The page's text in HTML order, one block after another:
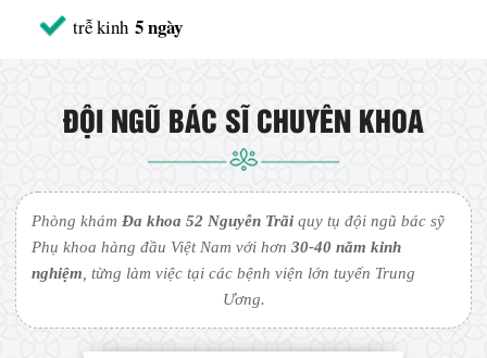
trễ kinh5 ngày
ĐỘI NGŨ BÁC SĨ CHUYÊN KHOA
Phòng khámĐa khoa 52 Nguyễn Trãi quy tụ đội ngũ bác sỹ
Phụ khoa hàng đầu Việt Nam với hơn30-40 năm kinh
nghiệm , từng làm việc tại các bệnh viện lớn tuyến Trung
Ương.